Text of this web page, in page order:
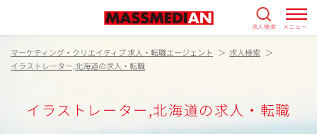
求人検索 メニュー
マーケティング・クリエイティブ 求人・転職エージェント
求人検索
イラストレーター,北海道の求人・転職
イラストレーター,北海道の求人・転職